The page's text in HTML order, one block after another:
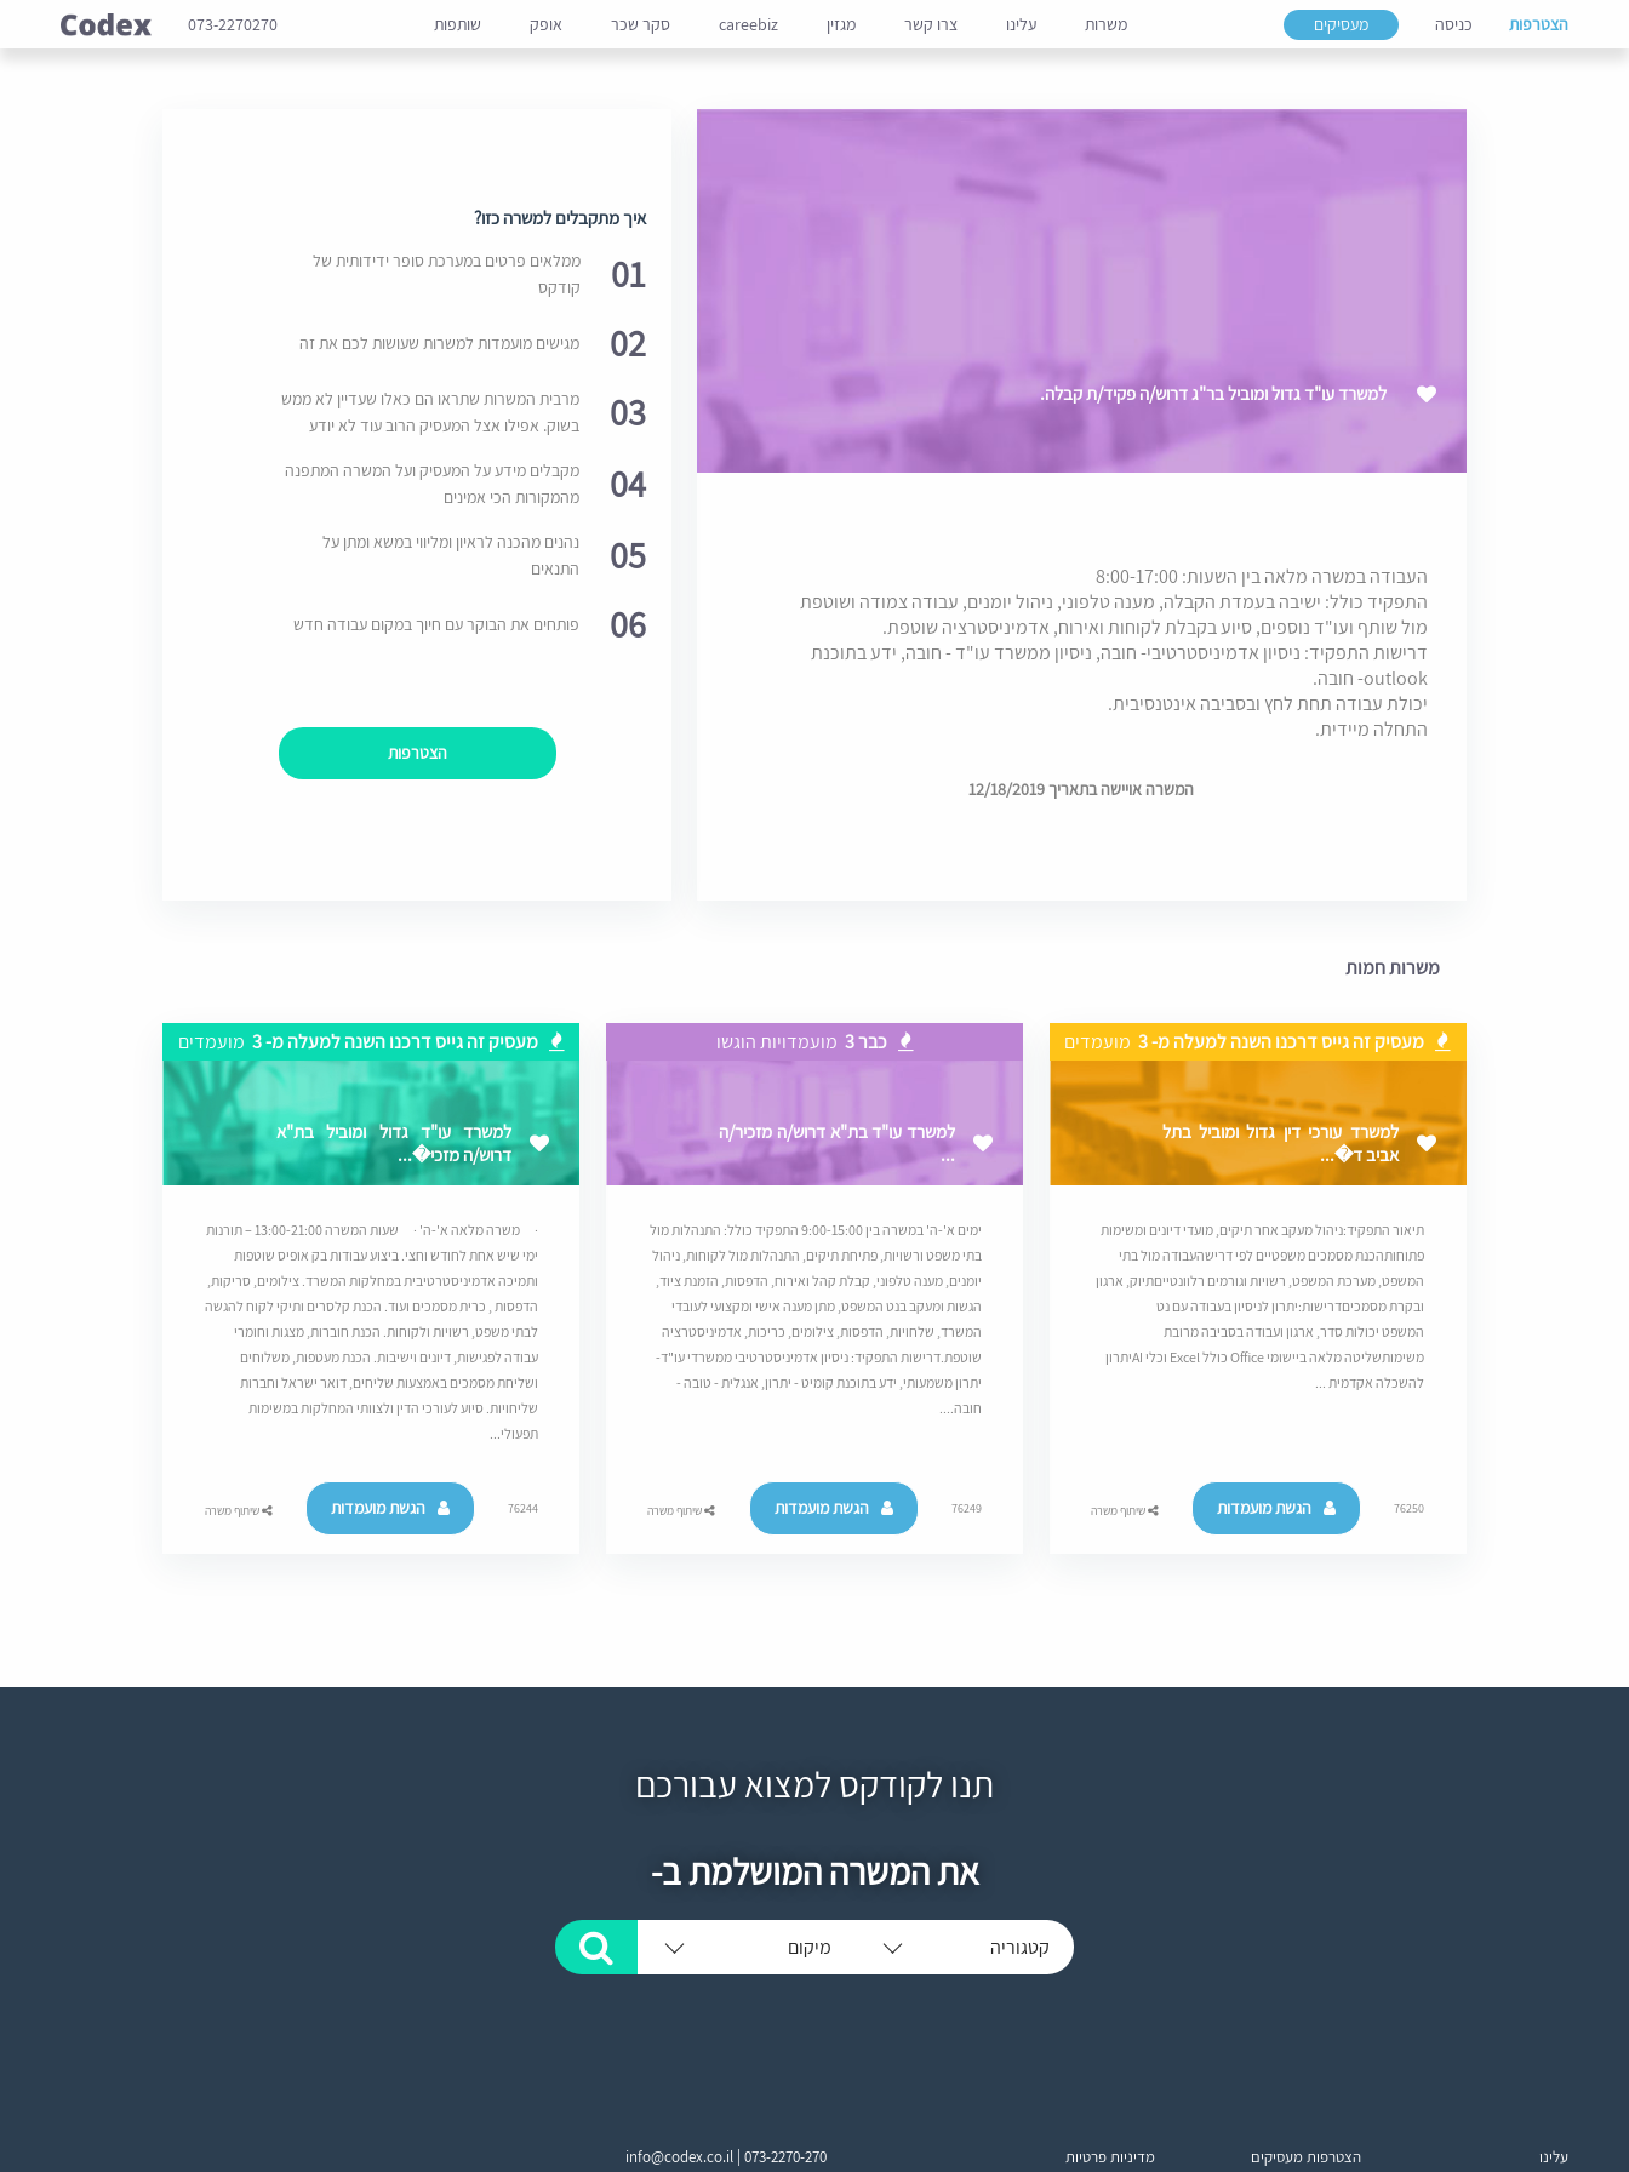
הצטרפות כניסה מעסיקים משרות עלינו צרו קשר מגזין careebiz סקר שכר אופק שותפות 073-2270270
למשרד עו"ד גדול ומוביל בר"ג דרוש/ה פקיד/ת קבלה.
העבודה במשרה מלאה בין השעות: 8:00-17:00
התפקיד כולל: ישיבה בעמדת הקבלה, מענה טלפוני, ניהול יומנים, עבודה צמודה ושוטפת
מול שותף ועו"ד נוספים, סיוע בקבלת לקוחות ואירוח, אדמיניסטרציה שוטפת.
דרישות התפקיד: ניסיון אדמיניסטרטיבי- חובה, ניסיון ממשרד עו"ד - חובה, ידע בתוכנת
outlook- חובה.
יכולת עבודה תחת לחץ ובסביבה אינטנסיבית.
התחלה מיידית.
המשרה אויישה בתאריך 12/18/2019
איך מתקבלים למשרה כזו?
01
ממלאים פרטים במערכת סופר ידידותית של
קודקס
02 מגישים מועמדות למשרות שעושות לכם את זה
03
מרבית המשרות שתראו הם כאלו שעדיין לא ממש
בשוק. אפילו אצל המעסיק הרוב עוד לא יודע
04
מקבלים מידע על המעסיק ועל המשרה המתפנה
מהמקורות הכי אמינים
05
נהנים מהכנה לראיון ומליווי במשא ומתן על
התנאים
06 פותחים את הבוקר עם חיוך במקום עבודה חדש
הצטרפות
משרות חמות
מעסיק זה גייס דרכנו השנה למעלה מ- 3 מועמדים
למשרד עורכי דין גדול ומוביל בתל
אביב ד�...
תיאור התפקיד:ניהול מעקב אחר תיקים, מועדי דיונים ומשימות
פתוחותהכנת מסמכים משפטיים לפי דרישהעבודה מול בתי
המשפט, מערכת המשפט, רשויות וגורמים רלוונטייםתיוק, ארגון
ובקרת מסמכיםדרישות:יתרון לניסיון בעבודה עם נט
המשפט יכולות סדר, ארגון ועבודה בסביבה מרובת
משימותשליטה מלאה ביישומי Office כולל Excel וכלי AIיתרון
להשכלה אקדמית ...
76250 הגשת מועמדות שיתוף משרה
כבר 3 מועמדויות הוגשו
למשרד עו"ד בת"א דרוש/ה מזכיר/ה
...
ימים א'-ה' במשרה בין 9:00-15:00 התפקיד כולל: התנהלות מול
בתי משפט ורשויות, פתיחת תיקים, התנהלות מול לקוחות, ניהול
יומנים, מענה טלפוני, קבלת קהל ואירוח, הדפסות, הזמנת ציוד,
הגשות ומעקב בנט המשפט, מתן מענה אישי ומקצועי לעובדי
המשרד, שלחויות, הדפסות, צילומים, כריכות, אדמיניסטרציה
שוטפת.דרישות התפקיד: ניסיון אדמיניסטרטיבי ממשרדי עו"ד-
יתרון משמעותי, ידע בתוכנת קומיט - יתרון, אנגלית - טובה -
חובה....
76249 הגשת מועמדות שיתוף משרה
מעסיק זה גייס דרכנו השנה למעלה מ- 3 מועמדים
למשרד עו"ד גדול ומוביל בת"א
דרוש/ה מזכי�...
· משרה מלאה א'-ה' · שעות המשרה 13:00-21:00 – תורנות
ימי שיש אחת לחודש וחצי. ביצוע עבודות בק אופיס שוטפות
ותמיכה אדמיניסטרטיבית במחלקות המשרד. צילומים, סריקות,
הדפסות , כרית מסמכים ועוד. הכנת קלסרים ותיקי לקוח להגשה
לבתי משפט, רשויות ולקוחות. הכנת חוברות, מצגות וחומרי
עבודה לפגישות, דיונים וישיבות. הכנת מעטפות, משלוחים
ושליחת מסמכים באמצעות שליחים, דואר ישראל וחברות
שליחויות. סיוע לעורכי הדין ולצוותי המחלקות במשימות
תפעולי...
76244 הגשת מועמדות שיתוף משרה
תנו לקודקס למצוא עבורכם
את המשרה המושלמת ב-
קטגוריה מיקום
עלינו הצטרפות מעסיקים מדיניות פרטיות info@codex.co.il | 073-2270-270